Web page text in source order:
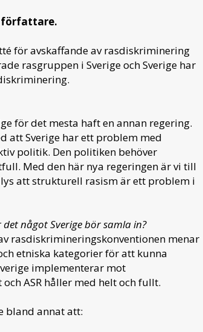
författare.
för avskaffande av rasdiskriminering
rasgruppen i Sverige och Sverige har
för det mesta haft en annan regering.
att Sverige har ett problem med
politik. Den politiken behöver
Med den här nya regeringen är vi till
att strukturell rasism är ett problem i
något Sverige bör samla in?
rasdiskrimineringskonventionen menar
etniska kategorier för att kunna
implementerar mot
ASR håller med helt och fullt.
bland annat att: